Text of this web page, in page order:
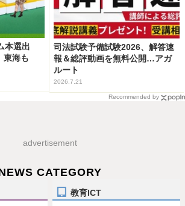
本選出
東海も
司法試験予備試験2026、解答速
報＆総評動画を無料公開…アガ
ルート
2026.7.21
Recommended by
advertisement
CATEGORY
教育ICT